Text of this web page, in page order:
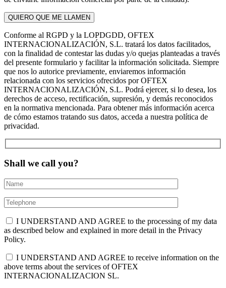
Conforme al RGPD y la LOPDGDD, OFTEX
INTERNACIONALIZACIÓN, S.L. tratará los datos facilitados,
con la finalidad de contestar las dudas y/o quejas planteadas a través
del presente formulario y facilitar la información solicitada. Siempre
que nos lo autorice previamente, enviaremos información
relacionada con los servicios ofrecidos por OFTEX
INTERNACIONALIZACIÓN, S.L. Podrá ejercer, si lo desea, los
derechos de acceso, rectificación, supresión, y demás reconocidos
en la normativa mencionada. Para obtener más información acerca
de cómo estamos tratando sus datos, acceda a nuestra política de
privacidad.
Shall we call you?
I UNDERSTAND AND AGREE to the processing of my data
as described below and explained in more detail in the Privacy
Policy.
I UNDERSTAND AND AGREE to receive information on the
above terms about the services of OFTEX
INTERNACIONALIZACION SL.